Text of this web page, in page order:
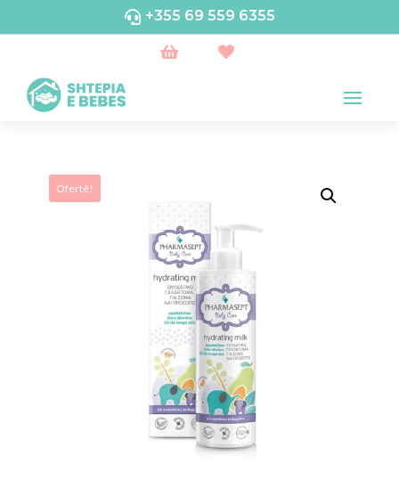
 +355 69 559 6355
 
Ofertë!